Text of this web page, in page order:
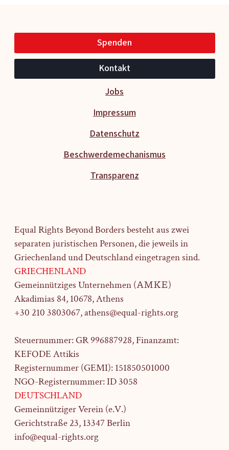
Spenden
Kontakt
Jobs
Impressum
Datenschutz
Beschwerdemechanismus
Transparenz
Equal Rights Beyond Borders besteht aus zwei
separaten juristischen Personen, die jeweils in
Griechenland und Deutschland eingetragen sind.
GRIECHENLAND
Gemeinnütziges Unternehmen (ΑΜΚΕ)
Akadimias 84, 10678, Athens
+30 210 3803067, athens@equal-rights.org
Steuernummer: GR 996887928, Finanzamt:
KEFODE Attikis
Registernummer (GEMI): 151850501000
NGO-Registernummer: ID 3058
DEUTSCHLAND
Gemeinnütziger Verein (e.V.)
Gerichtstraße 23, 13347 Berlin
info@equal-rights.org